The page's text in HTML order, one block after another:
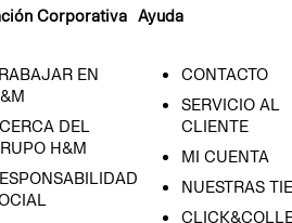
Corporativa
EN
DEL
H&M
Ayuda
CONTACTO
SERVICIO AL
CLIENTE
MI CUENTA
NUESTRAS